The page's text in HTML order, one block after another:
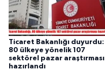
Ticaret Bakanlığı duyurdu:
80 ülkeye yönelik 107
sektörel pazar araştırması
hazırlandı